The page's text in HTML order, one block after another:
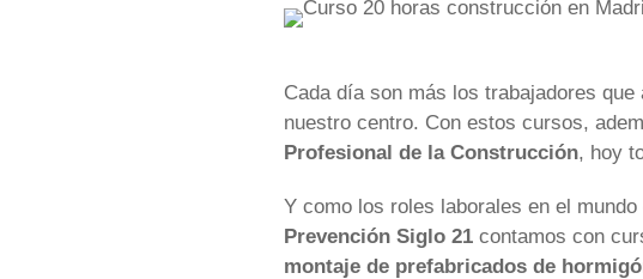
Cada día son más los trabajadores
nuestro centro. Con estos cursos,
Profesional de la Construcción, hoy
Y como los roles laborales en el
Prevención Siglo 21 contamos con
montaje de prefabricados de